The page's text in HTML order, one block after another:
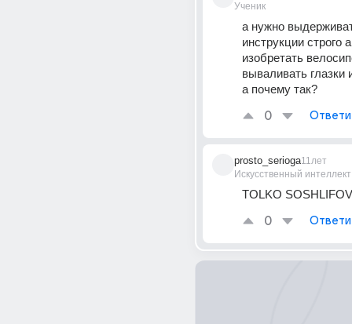
Ученик
а нужно
инструкции строго
изобретать
вываливать глазки
а почему так?
0
prosto_serioga
Искусственный интеллект
11лет
TOLKO
0